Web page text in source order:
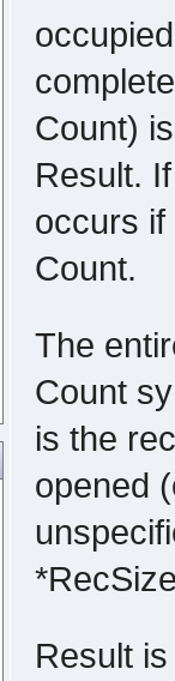
Count)
Result.
occurs if
Count.
The
Count
is the
opened
Result